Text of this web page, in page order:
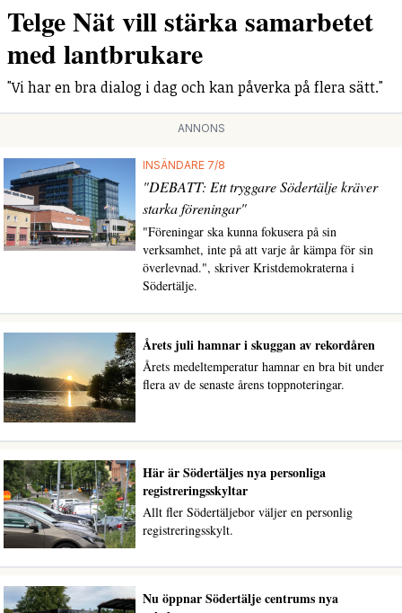
Telge Nät vill stärka samarbetet
med lantbrukare
"Vi har en bra dialog i dag och kan påverka på flera sätt."
ANNONS
INSÄNDARE 7/8
"DEBATT: Ett tryggare Södertälje kräver
starka föreningar"
"Föreningar ska kunna fokusera på sin
verksamhet, inte på att varje år kämpa för sin
överlevnad.", skriver Kristdemokraterna i
Södertälje.
Årets juli hamnar i skuggan av rekordåren
Årets medeltemperatur hamnar en bra bit under
flera av de senaste årens toppnoteringar.
Här är Södertäljes nya personliga
registreringsskyltar
Allt fler Södertäljebor väljer en personlig
registreringsskylt.
Nu öppnar Södertälje centrums nya